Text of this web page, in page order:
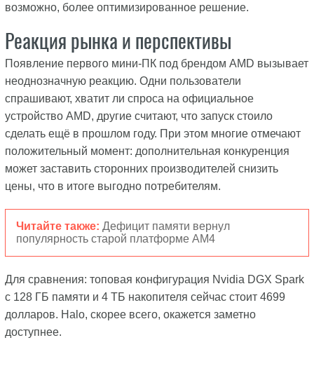
возможно, более оптимизированное решение.
Реакция рынка и перспективы
Появление первого мини-ПК под брендом AMD вызывает
неоднозначную реакцию. Одни пользователи
спрашивают, хватит ли спроса на официальное
устройство AMD, другие считают, что запуск стоило
сделать ещё в прошлом году. При этом многие отмечают
положительный момент: дополнительная конкуренция
может заставить сторонних производителей снизить
цены, что в итоге выгодно потребителям.
Читайте также: Дефицит памяти вернул
популярность старой платформе AM4
Для сравнения: топовая конфигурация Nvidia DGX Spark
с 128 ГБ памяти и 4 ТБ накопителя сейчас стоит 4699
долларов. Halo, скорее всего, окажется заметно
доступнее.